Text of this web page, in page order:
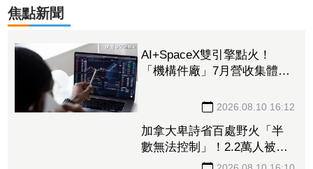
焦點新聞
AI+SpaceX雙引擎點火！
「機構件廠」7月營收集體狂
2026.08.10 16:12
加拿大卑詩省百處野火「半
數無法控制」！2.2萬人被迫
撤離 省長嘆：擴散速度如